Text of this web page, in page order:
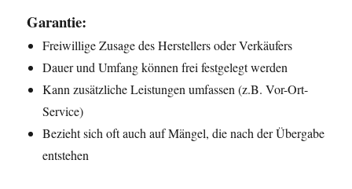
Garantie:
Freiwillige Zusage des Herstellers oder Verkäufers
Dauer und Umfang können frei festgelegt werden
Kann zusätzliche Leistungen umfassen (z.B. Vor-Ort-
Service)
Bezieht sich oft auch auf Mängel, die nach der Übergabe
entstehen